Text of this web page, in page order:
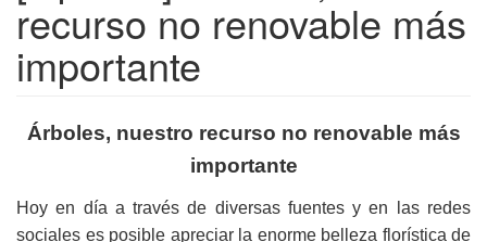
recurso no renovable más
importante
Árboles, nuestro recurso no renovable más
importante
Hoy en día a través de diversas fuentes y en las redes
sociales es posible apreciar la enorme belleza florística de